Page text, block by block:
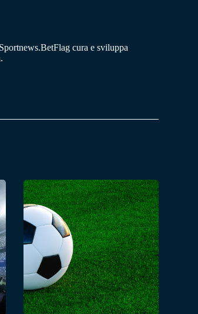
cura e sviluppa